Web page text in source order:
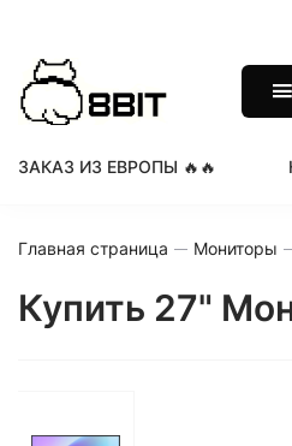
ЗАКАЗ ИЗ ЕВРОПЫ 🔥🔥
Главная страница Мониторы
Купить 27"